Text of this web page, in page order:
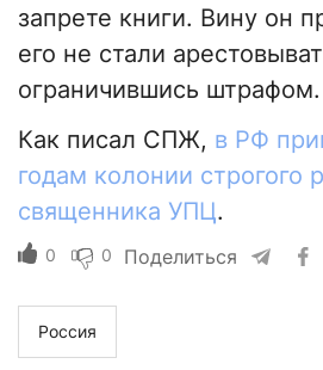
запрете книги. Вину он
его не стали
ограничившись штрафом.
Как писал СПЖ, в РФ
годам колонии строгого
священника УПЦ.
0 0 Поделиться
Россия